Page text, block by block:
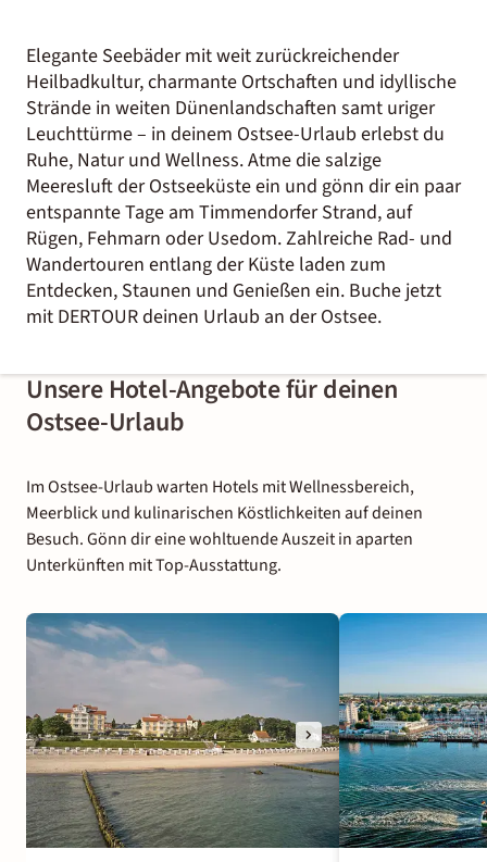
Elegante Seebäder mit weit zurückreichender
Heilbadkultur, charmante Ortschaften und idyllische
Strände in weiten Dünenlandschaften samt uriger
Leuchttürme – in deinem Ostsee-Urlaub erlebst du
Ruhe, Natur und Wellness. Atme die salzige
Meeresluft der Ostseeküste ein und gönn dir ein paar
entspannte Tage am Timmendorfer Strand, auf
Rügen, Fehmarn oder Usedom. Zahlreiche Rad- und
Wandertouren entlang der Küste laden zum
Entdecken, Staunen und Genießen ein. Buche jetzt
mit DERTOUR deinen Urlaub an der Ostsee.
Unsere Hotel-Angebote für deinen
Ostsee-Urlaub
Im Ostsee-Urlaub warten Hotels mit Wellnessbereich,
Meerblick und kulinarischen Köstlichkeiten auf deinen
Besuch. Gönn dir eine wohltuende Auszeit in aparten
Unterkünften mit Top-Ausstattung.